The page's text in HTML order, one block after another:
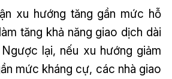
xu hướng tăng gần mức hỗ
tăng khả năng giao dịch dài
lại, nếu xu hướng giảm
mức kháng cự, các nhà giao